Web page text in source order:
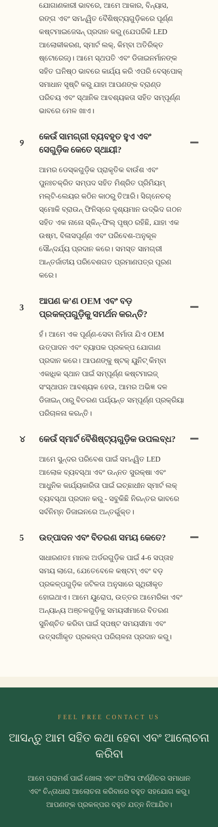
ଯୋଗାଣକାରୀ ଭାବରେ, ଆମେ ଆକାର, ବିନ୍ୟାସ,
ରଙ୍ଗ ଏବଂ ସମନ୍ୱିତ ବୈଶିଷ୍ଟ୍ୟଗୁଡ଼ିକରେ ପୂର୍ଣ୍ଣ
କଷ୍ଟମାଇଜେସନ୍ ପ୍ରଦାନ କରୁ (ଯେପରିକି LED
ଆଲୋକୀକରଣ, ସ୍ମାର୍ଟ ଲକ୍, କିମ୍ବା ଅତିରିକ୍ତ
ଷ୍ଟୋରେଜ୍)। ଆମେ ସ୍ଥପତି ଏବଂ ଡିଜାଇନର୍ମାନଙ୍କ
ସହିତ ଘନିଷ୍ଠ ଭାବରେ କାର୍ଯ୍ୟ କରି ଏପରି ବେସ୍ପୋକ୍
ସମାଧାନ ସୃଷ୍ଟି କରୁ ଯାହା ଆପଣଙ୍କ ବ୍ରାଣ୍ଡ
ପରିଚୟ ଏବଂ ସ୍ଥାନିକ ଆବଶ୍ୟକତା ସହିତ ସମ୍ପୂର୍ଣ୍ଣ
ଭାବରେ ମେଳ ଖାଏ।
୨
କେଉଁ ସାମଗ୍ରୀ ବ୍ୟବହୃତ ହୁଏ ଏବଂ
ସେଗୁଡ଼ିକ କେତେ ସ୍ଥାୟୀ?
ଆମର ଡେସ୍କଗୁଡ଼ିକ ପ୍ରାକୃତିକ ବାଉଁଶ ଏବଂ
ପୁନଃଚକ୍ରିତ ସମ୍ପଦ ସହିତ ମିଶ୍ରିତ ପ୍ରିମିୟମ୍
ମଲ୍ଟି-ଲେୟର କଠିନ କାଠରୁ ତିଆରି। ସିଗ୍ନେଚର୍
ସ୍ମୋକି ବ୍ରାଉନ୍ ଫିନିସ୍‌ରେ ଦୃଶ୍ୟମାନ ଉଦ୍ଭିଦ ଗଠନ
ସହିତ ଏକ ନାନୋ ସ୍କିନ୍-ଫିଲ୍ ପୃଷ୍ଠ ରହିଛି, ଯାହା ଏକ
ଉଷ୍ମ, ବିଳାସପୂର୍ଣ୍ଣ ଏବଂ ପରିବେଶ-ଅନୁକୂଳ
ସୌନ୍ଦର୍ଯ୍ୟ ପ୍ରଦାନ କରେ। ସମସ୍ତ ସାମଗ୍ରୀ
ଆନ୍ତର୍ଜାତୀୟ ପରିବେଶଗତ ପ୍ରମାଣପତ୍ର ପୂରଣ
କରେ।
3
ଆପଣ କ’ଣ OEM ଏବଂ ବଡ଼
ପ୍ରକଳ୍ପଗୁଡ଼ିକୁ ସମର୍ଥନ କରନ୍ତି?
ହଁ। ଆମେ ଏକ ପୂର୍ଣ୍ଣ-ସେବା ନିର୍ମାତା ଯିଏ OEM
ଉତ୍ପାଦନ ଏବଂ ବ୍ୟାପକ ପ୍ରକଳ୍ପ ଯୋଗାଣ
ପ୍ରଦାନ କରେ। ଆପଣଙ୍କୁ ଷ୍ଟକ୍ ୟୁନିଟ୍ କିମ୍ବା
ଏକାଧିକ ସ୍ଥାନ ପାଇଁ ସମ୍ପୂର୍ଣ୍ଣ କଷ୍ଟମାଇଜ୍
ସଂସ୍ଥାପନ ଆବଶ୍ୟକ ହେଉ, ଆମର ଅଭିଜ୍ଞ ଦଳ
ଡିଜାଇନ୍ ଠାରୁ ବିତରଣ ପର୍ଯ୍ୟନ୍ତ ସମ୍ପୂର୍ଣ୍ଣ ପ୍ରକ୍ରିୟା
ପରିଚାଳନା କରନ୍ତି।
୪ କେଉଁ ସ୍ମାର୍ଟ ବୈଶିଷ୍ଟ୍ୟଗୁଡ଼ିକ ଉପଲବ୍ଧ?
ଆମେ ସୁନ୍ଦର ପରିବେଶ ପାଇଁ ସମନ୍ୱିତ LED
ଆଲୋକ ବ୍ୟବସ୍ଥା ଏବଂ ଉନ୍ନତ ସୁରକ୍ଷା ଏବଂ
ଆଧୁନିକ କାର୍ଯ୍ୟକାରିତା ପାଇଁ ଇଚ୍ଛାଧୀନ ସ୍ମାର୍ଟ ଲକ୍
ବ୍ୟବସ୍ଥା ପ୍ରଦାନ କରୁ - ସବୁକିଛି ନିରନ୍ତର ଭାବରେ
ସର୍ବନିମ୍ନ ଡିଜାଇନରେ ଅନ୍ତର୍ଭୁକ୍ତ।
5 ଉତ୍ପାଦନ ଏବଂ ବିତରଣ ସମୟ କେତେ?
ସାଧାରଣତଃ ମାନକ ଅର୍ଡରଗୁଡ଼ିକ ପାଇଁ 4-6 ସପ୍ତାହ
ସମୟ ଲାଗେ, ଯେତେବେଳେ କଷ୍ଟମ୍ ଏବଂ ବଡ଼
ପ୍ରକଳ୍ପଗୁଡ଼ିକ ଜଟିଳତା ଅନୁସାରେ ସ୍ଥିରୀକୃତ
ହୋଇଥାଏ। ଆମେ ୟୁରୋପ, ଉତ୍ତର ଆମେରିକା ଏବଂ
ଅନ୍ୟାନ୍ୟ ଅଞ୍ଚଳଗୁଡ଼ିକୁ ସମୟସୀମାରେ ବିତରଣ
ସୁନିଶ୍ଚିତ କରିବା ପାଇଁ ସ୍ପଷ୍ଟ ସମୟସୀମା ଏବଂ
ଉତ୍ସର୍ଗୀକୃତ ପ୍ରକଳ୍ପ ପରିଚାଳନା ପ୍ରଦାନ କରୁ।
FEEL FREE CONTACT US
ଆସନ୍ତୁ ଆମ ସହିତ କଥା ହେବା ଏବଂ ଆଲୋଚନା
କରିବା
ଆମେ ପରାମର୍ଶ ପାଇଁ ଖୋଲା ଏବଂ ଅଫିସ ଫର୍ଣ୍ଣିଚର ସମାଧାନ
ଏବଂ ଚିନ୍ତାଧାରା ଆଲୋଚନା କରିବାରେ ବହୁତ ସହଯୋଗ କରୁ।
ଆପଣଙ୍କ ପ୍ରକଳ୍ପର ବହୁତ ଯତ୍ନ ନିଆଯିବ।